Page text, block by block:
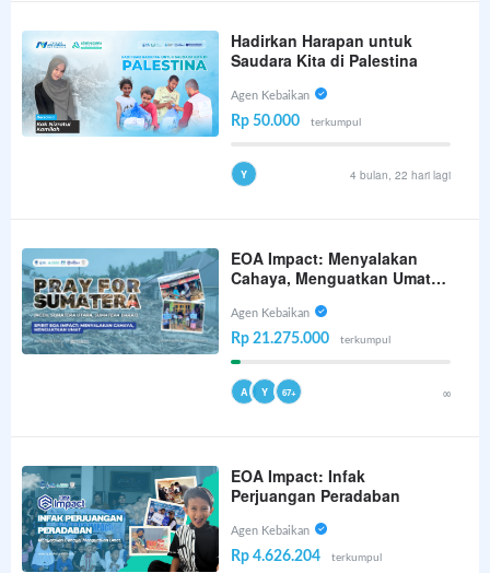
Hadirkan Harapan untuk
Saudara Kita di Palestina
Agen Kebaikan
Rp 50.000 terkumpul
Y 4 bulan, 22 hari lagi
EOA Impact: Menyalakan
Cahaya, Menguatkan Umat di
Agen Kebaikan
Rp 21.275.000 terkumpul
A Y 67+ ∞
EOA Impact: Infak
Perjuangan Peradaban
Agen Kebaikan
Rp 4.626.204 terkumpul